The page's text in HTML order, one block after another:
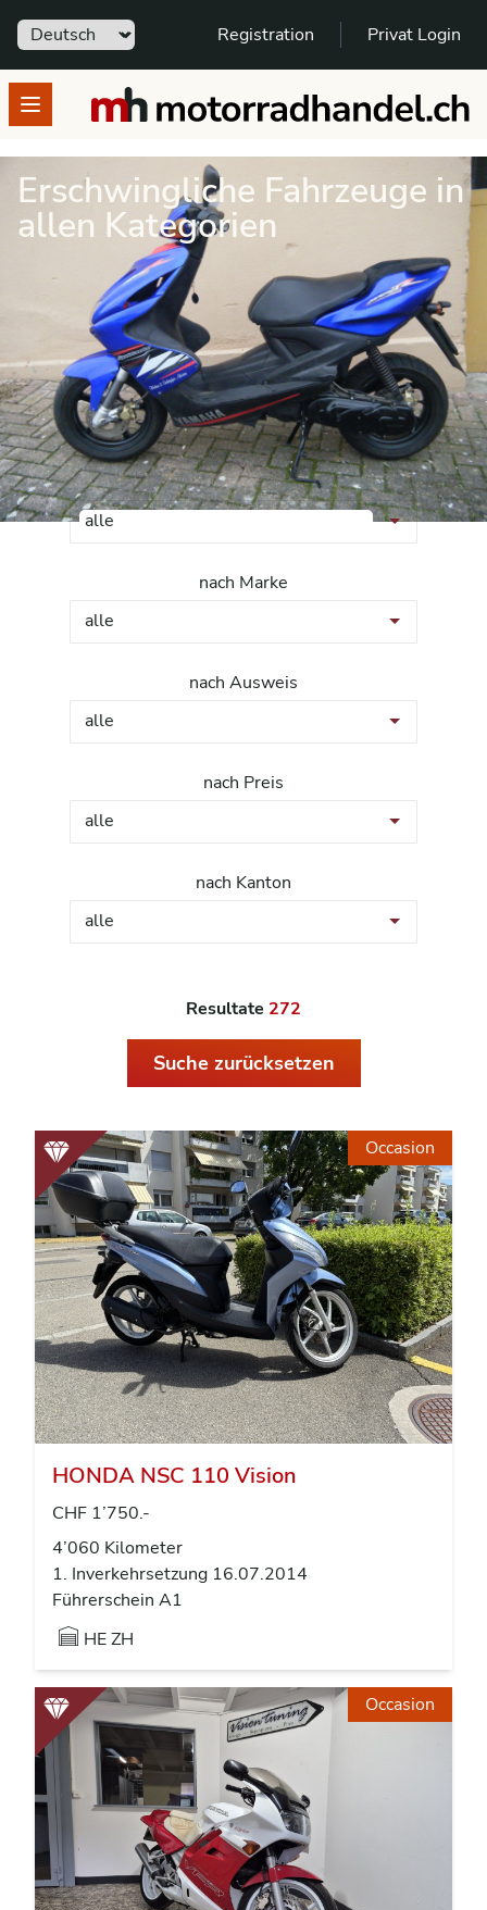
Sprache Registration Privat Login
Open menumotorradhandel.ch
Erschwingliche Fahrzeuge in
allen Kategorien
auswählen – entscheiden –
Kontakt aufnehmen – kaufen
Motorräder und Roller für Dein Budget:
nach Kategorie
alle
nach Marke
alle
nach Ausweis
alle
nach Preis
alle
nach Kanton
alle
Resultate 272
Suche zurücksetzen
Occasion
HONDA NSC 110 Vision
CHF 1’750.-
4’060 Kilometer
1. Inverkehrsetzung 16.07.2014
Führerschein A1
HE ZH
Occasion